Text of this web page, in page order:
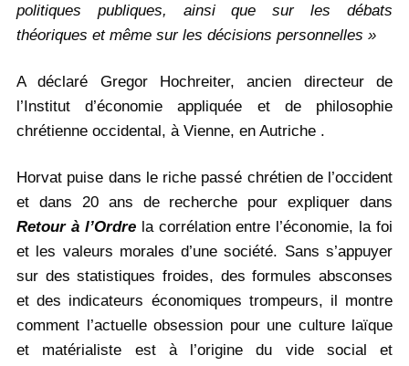
politiques publiques, ainsi que sur les débats
théoriques et même sur les décisions personnelles »
A déclaré Gregor Hochreiter, ancien directeur de
l’Institut d’économie appliquée et de philosophie
chrétienne occidental, à Vienne, en Autriche .
Horvat puise dans le riche passé chrétien de l’occident
et dans 20 ans de recherche pour expliquer dans
Retour à l’Ordre la corrélation entre l’économie, la foi
et les valeurs morales d’une société. Sans s’appuyer
sur des statistiques froides, des formules absconses
et des indicateurs économiques trompeurs, il montre
comment l’actuelle obsession pour une culture laïque
et matérialiste est à l’origine du vide social et